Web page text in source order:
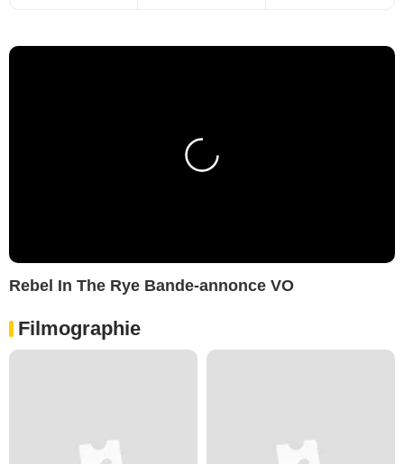
Rebel In The Rye Bande-annonce VO
Filmographie